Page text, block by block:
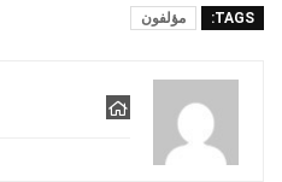
TAGS: مؤلفون